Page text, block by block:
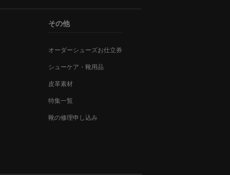
その他
オーダーシューズお仕立券
シューケア・靴用品
皮革素材
特集一覧
靴の修理申し込み